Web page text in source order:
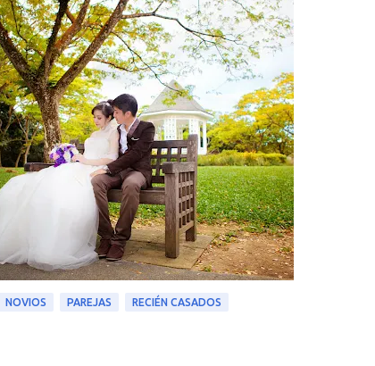
NOVIOS PAREJAS RECIÉN CASADOS